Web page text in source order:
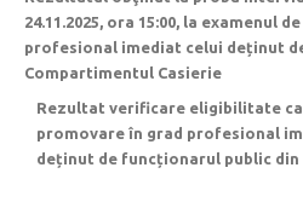
24.11.2025, ora 15:00, la examenul
profesional imediat celui deținut
Compartimentul Casierie
Rezultat verificare eligibilitate
promovare în grad profesional
deținut de funcționarul public